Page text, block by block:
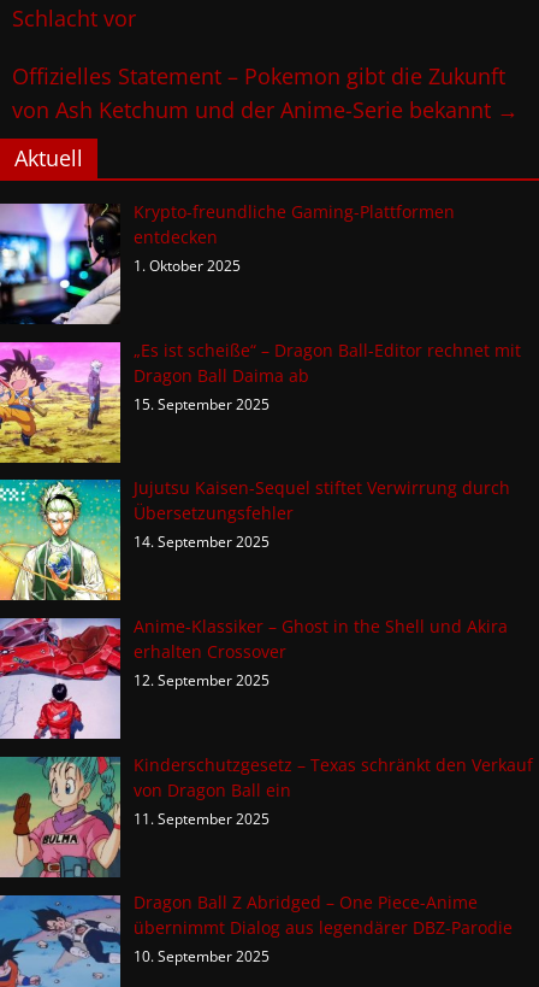
Schlacht vor
Offizielles Statement – Pokemon gibt die Zukunft
von Ash Ketchum und der Anime-Serie bekannt →
Aktuell
Krypto-freundliche Gaming-Plattformen
entdecken
1. Oktober 2025
„Es ist scheiße“ – Dragon Ball-Editor rechnet mit
Dragon Ball Daima ab
15. September 2025
Jujutsu Kaisen-Sequel stiftet Verwirrung durch
Übersetzungsfehler
14. September 2025
Anime-Klassiker – Ghost in the Shell und Akira
erhalten Crossover
12. September 2025
Kinderschutzgesetz – Texas schränkt den Verkauf
von Dragon Ball ein
11. September 2025
Dragon Ball Z Abridged – One Piece-Anime
übernimmt Dialog aus legendärer DBZ-Parodie
10. September 2025